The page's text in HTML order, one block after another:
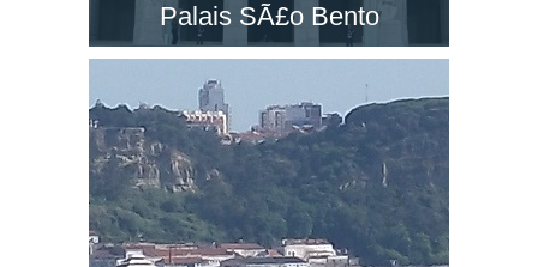
Palais SÃ£o Bento
Le PalÃ¡cio de SÃ£o Bento est un majestueux
palais néo-classique situé à Lisbonne.
Découvrez le siège du Parlement du Portugal !